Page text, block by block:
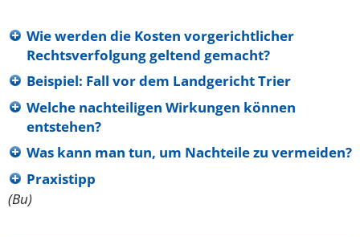
Wie werden die Kosten vorgerichtlicher
Rechtsverfolgung geltend gemacht?
Beispiel: Fall vor dem Landgericht Trier
Welche nachteiligen Wirkungen können
entstehen?
Was kann man tun, um Nachteile zu vermeiden?
Praxistipp
(Bu)